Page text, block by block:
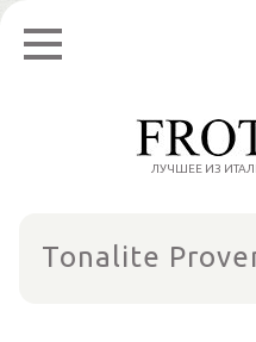
Перейти
содержанию
ЛУЧШЕЕ ИЗ
Tonalite